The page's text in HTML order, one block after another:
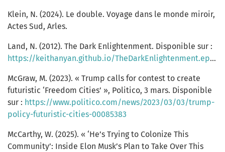
Klein, N. (2024). Le double. Voyage dans le monde miroir,
Actes Sud, Arles.
Land, N. (2012). The Dark Enlightenment. Disponible sur :
https://keithanyan.github.io/TheDarkEnlightenment.epub/TheDarkEnlightenment.pdf
McGraw, M. (2023). « Trump calls for contest to create
futuristic ‘Freedom Cities’ », Politico, 3 mars. Disponible
sur : https://www.politico.com/news/2023/03/03/trump-
policy-futuristic-cities-00085383
McCarthy, W. (2025). « ‘He’s Trying to Colonize This
Community’: Inside Elon Musk’s Plan to Take Over This